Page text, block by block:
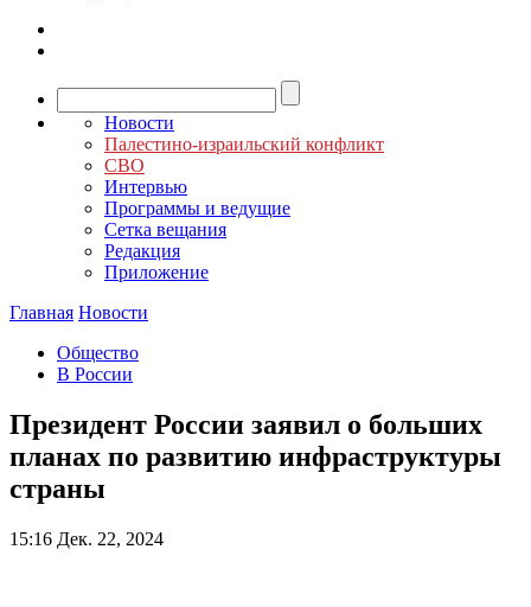
Новости
Палестино-израильский конфликт
СВО
Интервью
Программы и ведущие
Сетка вещания
Редакция
Приложение
Главная Новости
Общество
В России
Президент России заявил о больших
планах по развитию инфраструктуры
страны
15:16 Дек. 22, 2024